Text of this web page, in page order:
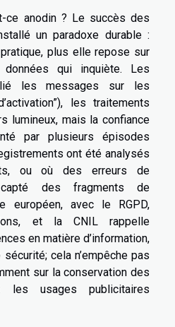
ce anodin ? Le succès des
un paradoxe durable :
plus elle repose sur
qui inquiète. Les
les messages sur les
les traitements
lumineux, mais la confiance
par plusieurs épisodes
ont été analysés
ou où des erreurs de
capté des fragments de
européen, avec le RGPD,
et la CNIL rappelle
en matière d’information,
cela n’empêche pas
sur la conservation des
les usages publicitaires